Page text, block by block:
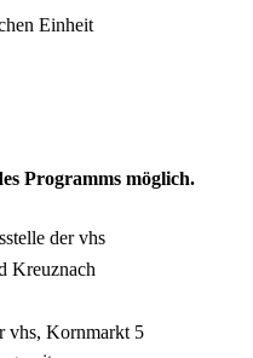
Einheit
Programms möglich.
der vhs
Kreuznach
vhs, Kornmarkt 5